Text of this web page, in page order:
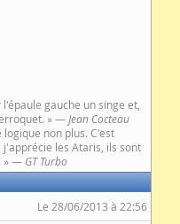
gauche un singe et,
» — Jean Cocteau
non plus. C'est
les Ataris, ils sont
» — GT Turbo
Le 28/06/2013 à 22:56